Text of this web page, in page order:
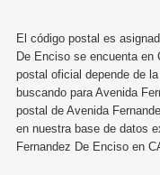
El código postal es
De Enciso se encuenta en
postal oficial depende de
buscando para Avenida
postal de Avenida
en nuestra base de datos
Fernandez De Enciso en